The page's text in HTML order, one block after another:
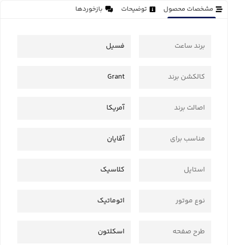
مشخصات محصول توضیحات بازخوردها
برند ساعت فسیل
کالکشن برند Grant
اصالت برند آمریکا
مناسب برای آقایان
استایل کلاسیک
نوع موتور اتوماتیک
طرح صفحه اسکلتون